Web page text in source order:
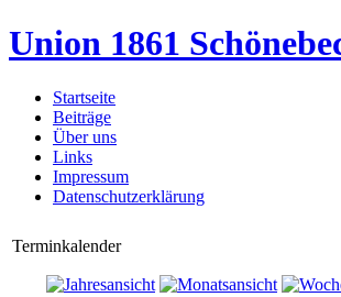
Union 1861
Startseite
Beiträge
Über uns
Links
Impressum
Datenschutzerklärung
Terminkalender